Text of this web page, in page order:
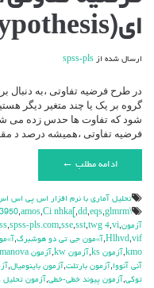
مقایسه
ای(Differential
ای(Differential Hypothesis)
ارسال شده از spss-pls
در طرح فرضیه تفاوتی ،به دنبال
گروه بر یک یا چند متغیر دیگر
شود که تفاوت ها حدس زده می
فرضیه تفاوتی ،همیشه درصد د
ادامه مطلب ←
تحليل آماري با نرم افزار اس پي اس
\hdhdd
,amos,Ci nhka[ ,dd,eqs,glmrm
آزمون,
,spss-pls.com,sse,sst,twg 4,vi
Hlhvd,vif
,آ»مون جي تي دو هوشبرگ,
kmo
,آزمون ks ,آزمون kw ,آزمون manova
آني آنووا,آزمون بارتلت,آزمون باينوميال,
توكي,آزمون پيوند خطي-خطي,آزمون تحليل